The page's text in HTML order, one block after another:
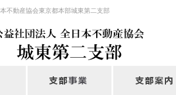
不動産協会東京都本部城東第二支部